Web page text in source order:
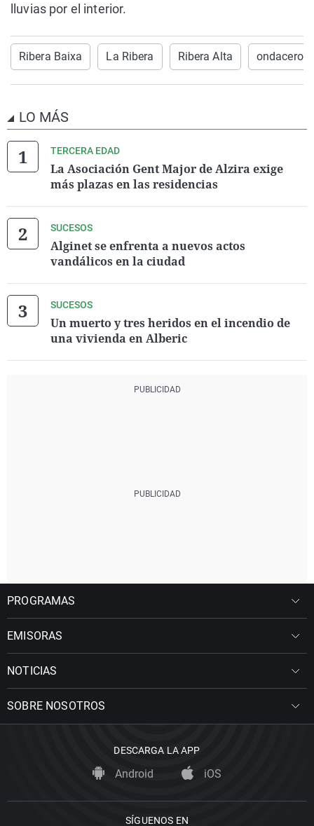
lluvias por el interior.
Ribera Baixa La Ribera Ribera Alta ondacero
LO MÁS
TERCERA EDAD
La Asociación Gent Major de Alzira exige
más plazas en las residencias
SUCESOS
Alginet se enfrenta a nuevos actos
vandálicos en la ciudad
SUCESOS
Un muerto y tres heridos en el incendio de
una vivienda en Alberic
PROGRAMAS
EMISORAS
NOTICIAS
SOBRE NOSOTROS
DESCARGA LA APP
Android iOS
SÍGUENOS EN